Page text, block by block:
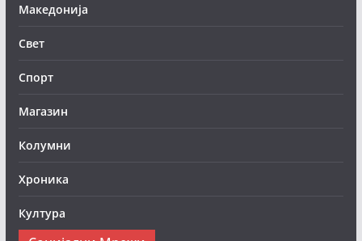
Македонија
Свет
Спорт
Магазин
Колумни
Хроника
Култура